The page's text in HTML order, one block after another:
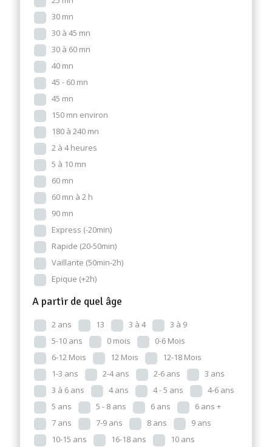
30 mn
30 à 45 mn
30 à 60 mn
40 mn
45 - 60 mn
45 mn
150 mn environ
180 à 240 mn
2 à 4 heures
5 à 10 mn
60 mn
60 mn à 2 h
90 mn
Express (-20min)
Rapide (20-50min)
Vaillante (50min-2h)
Epique (+2h)
A partir de quel âge
2 ans 13 3 à 4
3 à 9
5-10 ans
0 mois
0-6 Mois
6-12 Mois
12 Mois
12-18 Mois
1-3 ans
2-4 ans 2-6 ans
3 ans
3 à 6 ans
4 ans 4 - 5 ans
4-6 ans
5 ans
5 - 8 ans 6 ans
6 ans +
7 ans
7-9 ans 8 ans
9 ans
10-15 ans
16-18 ans
10 ans